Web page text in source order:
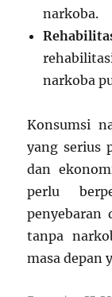
narkoba.
narkoba
Konsumsi
yang serius
dan
perlu
penyebaran
tanpa
masa depan